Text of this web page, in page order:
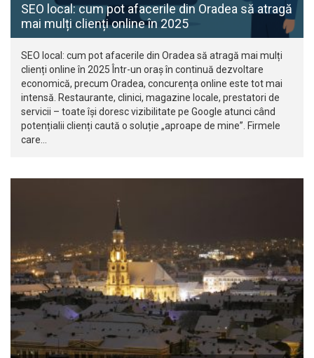
SEO local: cum pot afacerile din Oradea să atragă
mai mulți clienți online în 2025
SEO local: cum pot afacerile din Oradea să atragă mai mulți
clienți online în 2025 Într-un oraș în continuă dezvoltare
economică, precum Oradea, concurența online este tot mai
intensă. Restaurante, clinici, magazine locale, prestatori de
servicii – toate își doresc vizibilitate pe Google atunci când
potențialii clienți caută o soluție „aproape de mine”. Firmele
care…